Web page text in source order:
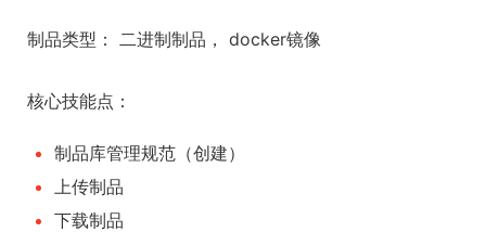
制品类型： 二进制制品， docker镜像
核心技能点：
制品库管理规范（创建）
上传制品
下载制品